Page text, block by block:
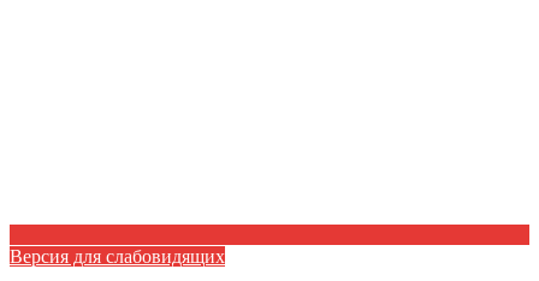
Версия для слабовидящих